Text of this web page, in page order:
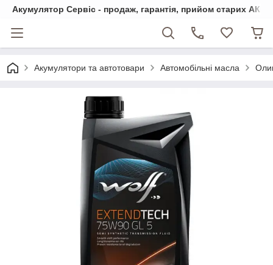
Акумулятор Сервіс - продаж, гарантія, прийом старих АКБ
Акумулятори та автотовари Автомобільні масла